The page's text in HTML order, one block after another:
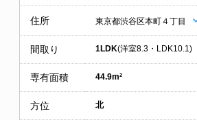
住所 東京都渋谷区本町４丁目
間取り 1LDK(洋室8.3・LDK10.1)
専有面積 44.9m²
方位 北